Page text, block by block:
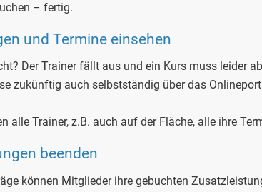
– fertig.
und Termine einsehen
Der Trainer fällt aus und ein Kurs muss leider
zukünftig auch selbstständig über das
alle Trainer, z.B. auch auf der Fläche, alle ihre
beenden
können Mitglieder ihre gebuchten